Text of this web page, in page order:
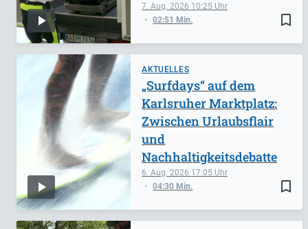
bookmark_border
7. Aug. 2026 10:25
02:51 Min.
AKTUELLES
bookmark_border
6. Aug. 2026 17:05
04:30 Min.
„Surfdays“ auf dem
Karlsruher Marktplatz:
Zwischen Urlaubsflair
und
Nachhaltigkeitsdebatte